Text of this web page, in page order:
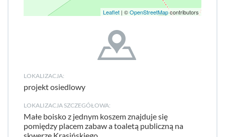
Leaflet | ©OpenStreetMapcontributors
LOKALIZACJA:
projekt osiedlowy
LOKALIZACJA SZCZEGÓŁOWA:
Małe boisko z jednym koszem znajduje się
pomiędzy placem zabaw a toaletą publiczną na